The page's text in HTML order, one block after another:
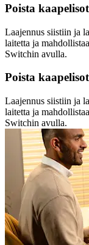
Poista
Laajennus siistiin ja
laitetta ja
Switchin avulla.
Poista
Laajennus siistiin ja
laitetta ja
Switchin avulla.